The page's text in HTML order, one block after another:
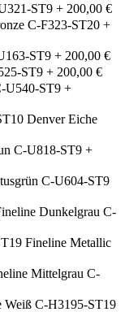
ST9 + 200,00 €
C-F323-ST20 +
ST9 + 200,00 €
ST9 + 200,00 €
U540-ST9 +
Denver Eiche
C-U818-ST9 +
C-U604-ST9
Dunkelgrau C-
Fineline Metallic
Mittelgrau C-
Weiß C-H3195-ST19